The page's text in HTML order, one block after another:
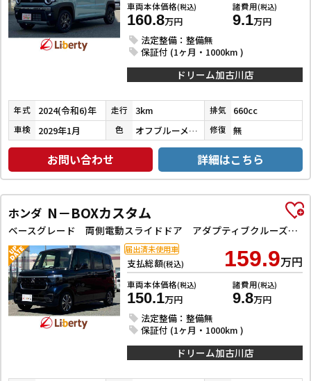
車両本体価格(税込)
160.8万円
諸費用(税込)
9.1万円
法定整備：整備無
保証付 (1ヶ月・1000km )
ドリーム加古川店
年式 2024(令和6)年 走行 3km 排気 660cc
車検 2029年1月 色 オフブルーメタリック／ブルーイッシュブラックパール３ 修復 無
お問い合わせ 詳細はこちら
ホンダ N－BOXカスタム
ベースグレード 両側電動スライドドア アダプティブクルーズコントロール 純正アルミホイール LEDヘッドライト クリアランスソナー レーンアシスト オートライト スマートキー アイドリングストップ シートヒーター
支払総額(税込) 159.9万円
車両本体価格(税込)
150.1万円
諸費用(税込)
9.8万円
法定整備：整備無
保証付 (1ヶ月・1000km )
届出済未使用車
ドリーム加古川店